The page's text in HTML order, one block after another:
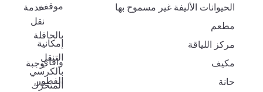
موقف
الحيوانات الأليفة غير مسموح بها
خدمة
نقل
بالحافلة
مطعم
إمكانية
التنقل
بالكرسي
المتحرّك
مركز اللياقة
وافاي
مكيف
وجبة
الفطور
حانة